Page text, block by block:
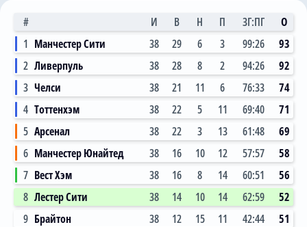
# И В Н П ЗГ:ПГ
О
1 Манчестер Сити 38 29 6 3 99:26
93
2 Ливерпуль 38 28 8 2 94:26
92
3 Челси 38 21 11 6 76:33
74
4 Тоттенхэм 38 22 5 11 69:40
71
5 Арсенал 38 22 3 13 61:48
69
6 Манчестер Юнайтед 38 16 10 12 57:57
58
7 Вест Хэм 38 16 8 14 60:51
56
8 Лестер Сити 38 14 10 14 62:59
52
9 Брайтон 38 12 15 11 42:44
51